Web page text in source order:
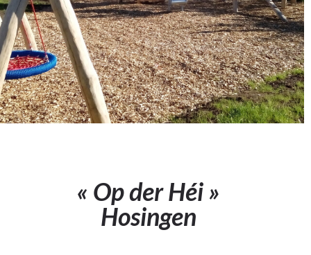
« Op der Héi »
Hosingen